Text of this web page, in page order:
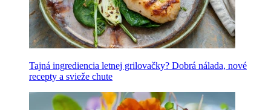
Tajná ingrediencia letnej grilovačky? Dobrá nálada, nové
recepty a svieže chute